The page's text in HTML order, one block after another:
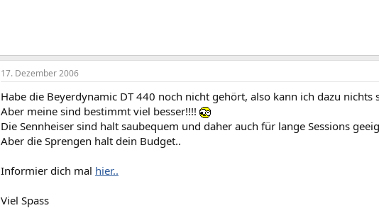
17. Dezember 2006
Habe die Beyerdynamic DT 440 noch nicht gehört, also kann ich dazu nichts
Aber meine sind bestimmt viel besser!!!!
Die Sennheiser sind halt saubequem und daher auch für lange Sessions
Aber die Sprengen halt dein Budget..
Informier dich mal hier..
Viel Spass